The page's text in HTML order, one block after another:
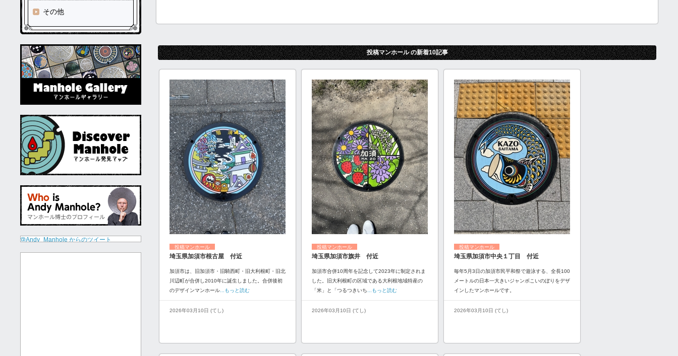
その他
@Andy_Manhole からのツイート
投稿マンホール の新着10記事
投稿マンホール
埼玉県加須市根古屋 付近
加須市は、旧加須市・旧騎西町・旧大利根町・旧北
川辺町が合併し2010年に誕生しました。合併後初
のデザインマンホール ...もっと読む
2026年03月10日 (てし)
投稿マンホール
埼玉県加須市旗井 付近
加須市合併10周年を記念して2023年に制定されま
した。旧大利根町の区域である大利根地域特産の
「米」と「つるつきいち ...もっと読む
2026年03月10日 (てし)
投稿マンホール
埼玉県加須市中央１丁目 付近
毎年5月3日の加須市民平和祭で遊泳する、全長100
メートルの日本一大きいジャンボこいのぼりをデザ
インしたマンホールです。
2026年03月10日 (てし)